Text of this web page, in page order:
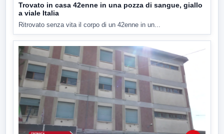
Trovato in casa 42enne in una pozza di sangue, giallo
a viale Italia
Ritrovato senza vita il corpo di un 42enne in un...